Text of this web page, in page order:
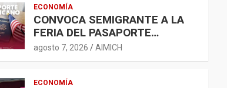
ECONOMÍA
CONVOCA SEMIGRANTE A LA
FERIA DEL PASAPORTE
ESTADOUNIDENSE 2026
agosto 7, 2026 AIMICH
ECONOMÍA